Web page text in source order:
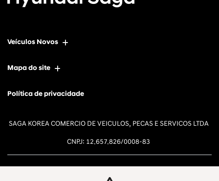
Veículos Novos
Mapa do site
Política de privacidade
SAGA KOREA COMERCIO DE VEICULOS, PECAS E SERVICOS LTDA
CNPJ: 12.657.826/0008-83